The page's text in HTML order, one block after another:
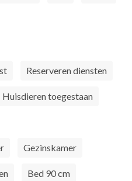
Reserveren diensten
Huisdieren toegestaan
Gezinskamer
Bed 90 cm